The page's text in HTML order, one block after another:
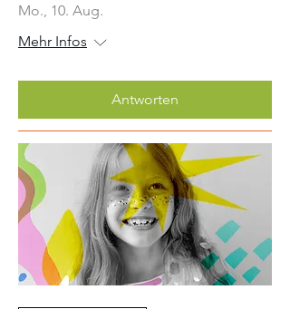
Mo., 10. Aug.
Mehr Infos
Antworten